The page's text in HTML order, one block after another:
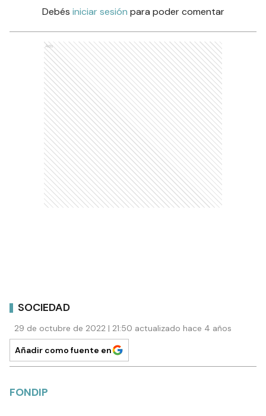
Debés iniciar sesión para poder comentar
Ads
SOCIEDAD
29 de octubre de 2022 | 21:50 actualizado hace 4 años
Añadir como fuente en
FONDIP